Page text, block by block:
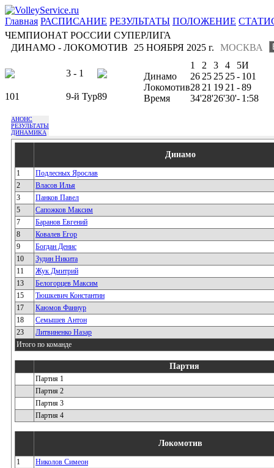
Главная РАСПИСАНИЕ РЕЗУЛЬТАТЫ ПОЛОЖЕНИЕ
ЧЕМПИОНАТ РОССИИ СУПЕРЛИГА
ДИНАМО - ЛОКОМОТИВ
МОСКВА
25 НОЯБРЯ 2025 г.
3 - 1
101 9-й Тур89
1 2 3 4 5И
Динамо
26 25 25 25- 101
Локомотив28 21 19 21 -89
Время
34'28'26'30'- 1:58
АНОНС
РЕЗУЛЬТАТЫ
ДИНАМИКА
Динамо
1
Подлесных Ярослав
2
Власов Илья
3
Панков Павел
5
Сапожков Максим
7
Баранов Евгений
8
Ковалев Егор
9
Богдан Денис
10
Зудин Никита
11
Жук Дмитрий
13
Белогорцев Максим
15
Тюшкевич Константин
17
Каюмов Фаннур
18
Семышев Антон
23
Литвиненко Назар
Итого по команде
Партия
Партия 1
Партия 2
Партия 3
Партия 4
Локомотив
1
Николов Симеон